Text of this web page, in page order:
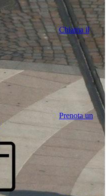
Chiama il
Prenota un